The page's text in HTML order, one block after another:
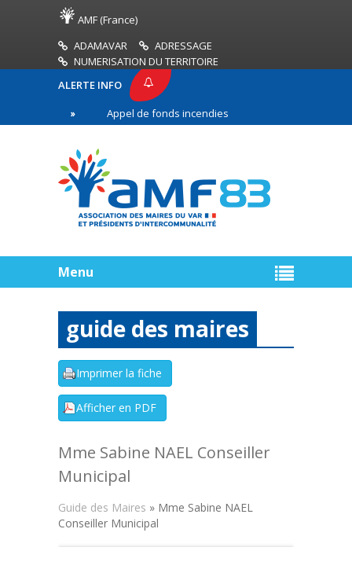
AMF (France)
ADAMAVAR
ADRESSAGE
NUMERISATION DU TERRITOIRE
ALERTE INFO
Appel de fonds incendies de forêt
ligne
Menu
guide des maires
Mme Sabine NAEL Conseiller
Municipal
Guide des Maires » Mme Sabine NAEL
Conseiller Municipal